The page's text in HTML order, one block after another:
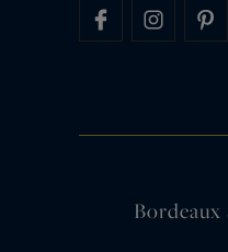
Bordeaux